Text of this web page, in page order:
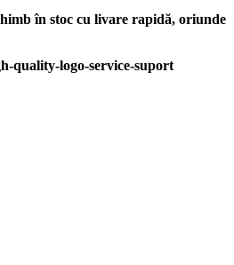
în stoc cu livare rapidă, oriunde